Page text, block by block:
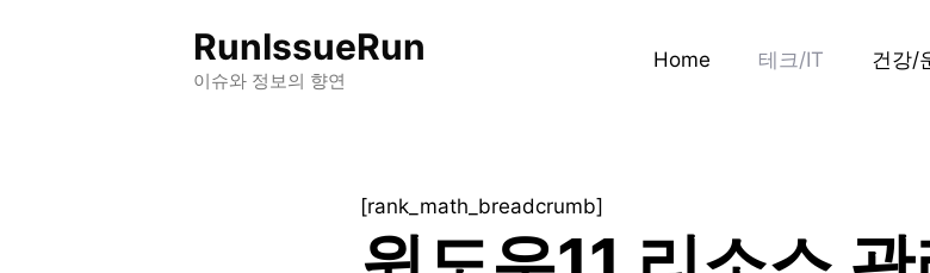
RunIssueRun
이슈와 정보의 향연
Home 테크/IT 건강/
[rank_math_breadcrumb]